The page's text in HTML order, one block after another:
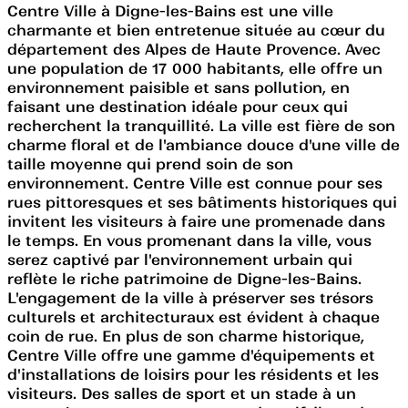
Centre Ville à Digne-les-Bains est une ville
charmante et bien entretenue située au cœur du
département des Alpes de Haute Provence. Avec
une population de 17 000 habitants, elle offre un
environnement paisible et sans pollution, en
faisant une destination idéale pour ceux qui
recherchent la tranquillité. La ville est fière de son
charme floral et de l'ambiance douce d'une ville de
taille moyenne qui prend soin de son
environnement. Centre Ville est connue pour ses
rues pittoresques et ses bâtiments historiques qui
invitent les visiteurs à faire une promenade dans
le temps. En vous promenant dans la ville, vous
serez captivé par l'environnement urbain qui
reflète le riche patrimoine de Digne-les-Bains.
L'engagement de la ville à préserver ses trésors
culturels et architecturaux est évident à chaque
coin de rue. En plus de son charme historique,
Centre Ville offre une gamme d'équipements et
d'installations de loisirs pour les résidents et les
visiteurs. Des salles de sport et un stade à un